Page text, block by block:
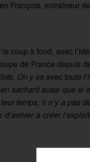
François, entraîneur
coup à fond, avec
de France depuis
On y va avec toute
sachant aussi que si
temps, il n’y a pas
à créer